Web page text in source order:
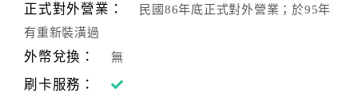
正式對外營業：
民國86年底正式對外營業；於95年
有重新裝潢過
外幣兌換： 無
刷卡服務：